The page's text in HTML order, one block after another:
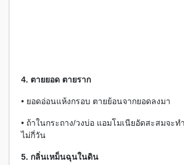
4. ตายยอด ตายราก
• ยอดอ่อนแห้งกรอบ ตายย้อนจากยอดลงมา
• ถ้าในกระถาง/วงบ่อ แอมโมเนียอัดสะสมจะ
ไม่กี่วัน
5. กลิ่นเหม็นฉุนในดิน